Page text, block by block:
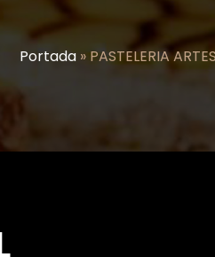
Portada » PASTELERIA